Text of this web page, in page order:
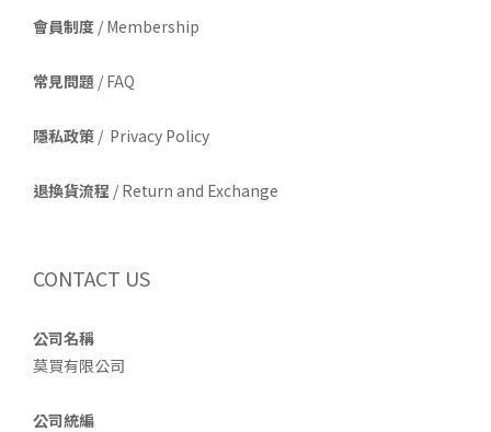
會員制度 / Membership
常見問題 / FAQ
隱私政策 / Privacy Policy
退換貨流程 / Return and Exchange
CONTACT US
公司名稱
莫買有限公司
公司統編